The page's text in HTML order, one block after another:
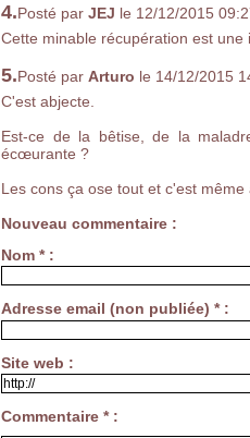
4.Posté par JEJ le 12/12/2015
Cette minable récupération est une
5.Posté par Arturo le 14/12/2015
C'est abjecte.
Est-ce de la bêtise, de la
écœurante ?
Les cons ça ose tout et c'est même
Nouveau commentaire :
Nom * :
Adresse email (non publiée) * :
Site web :
Commentaire * :